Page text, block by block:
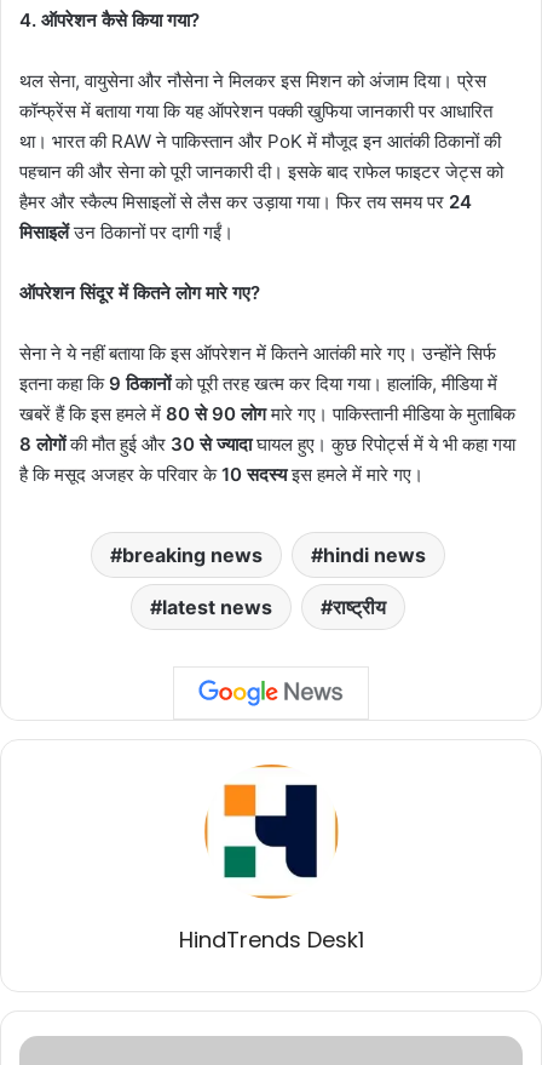
4. ऑपरेशन कैसे किया गया?
थल सेना, वायुसेना और नौसेना ने मिलकर इस मिशन को अंजाम दिया। प्रेस
कॉन्फ्रेंस में बताया गया कि यह ऑपरेशन पक्की खुफिया जानकारी पर आधारित
था। भारत की RAW ने पाकिस्तान और PoK में मौजूद इन आतंकी ठिकानों की
पहचान की और सेना को पूरी जानकारी दी। इसके बाद राफेल फाइटर जेट्स को
हैमर और स्कैल्प मिसाइलों से लैस कर उड़ाया गया। फिर तय समय पर 24
मिसाइलेंउन ठिकानों पर दागी गईं।
ऑपरेशन सिंदूर में कितने लोग मारे गए?
सेना ने ये नहीं बताया कि इस ऑपरेशन में कितने आतंकी मारे गए। उन्होंने सिर्फ
इतना कहा कि9 ठिकानोंको पूरी तरह खत्म कर दिया गया। हालांकि, मीडिया में
खबरें हैं कि इस हमले में 80 से 90 लोगमारे गए। पाकिस्तानी मीडिया के मुताबिक
8 लोगोंकी मौत हुई और 30 से ज्यादाघायल हुए। कुछ रिपोर्ट्स में ये भी कहा गया
है कि मसूद अजहर के परिवार के10 सदस्यइस हमले में मारे गए।
breaking news hindi news
latest news राष्ट्रीय
HindTrends Desk1
मुख्यमंत्री